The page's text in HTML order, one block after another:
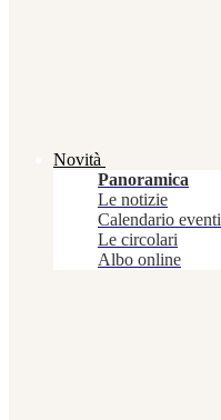
Novità
Panoramica
Le notizie
Calendario eventi
Le circolari
Albo online